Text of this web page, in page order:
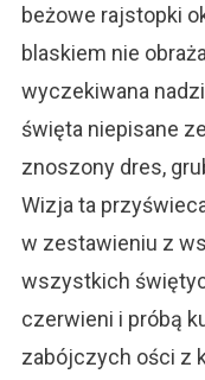
beżowe rajstopki
blaskiem nie
wyczekiwana
święta niepisane
znoszony dres,
Wizja ta
w zestawieniu z
wszystkich
czerwieni i próbą
zabójczych ości z